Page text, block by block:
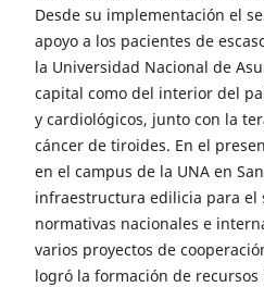
Desde su implementación el
apoyo a los pacientes de
la Universidad Nacional de
capital como del interior del
y cardiológicos, junto con la
cáncer de tiroides. En el
en el campus de la UNA en
infraestructura edilicia para el
normativas nacionales e
varios proyectos de
logró la formación de